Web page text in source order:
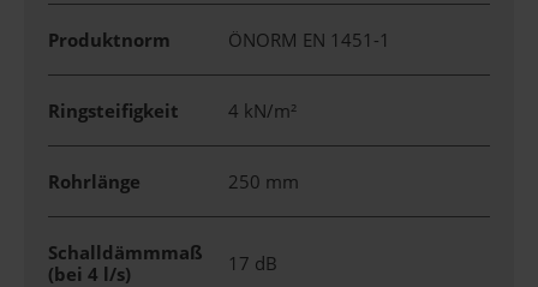
Produktnorm ÖNORM EN 1451-1
Ringsteifigkeit 4 kN/m²
Rohrlänge 250 mm
Schalldämmmaß
(bei 4 l/s)
17 dB